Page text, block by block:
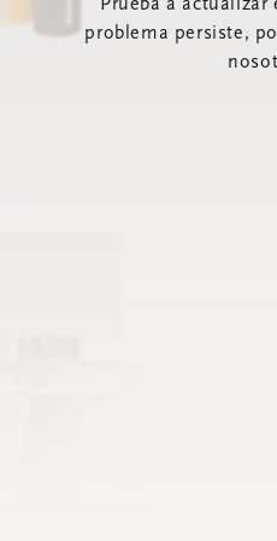
Prueba a actualizar
problema persiste,